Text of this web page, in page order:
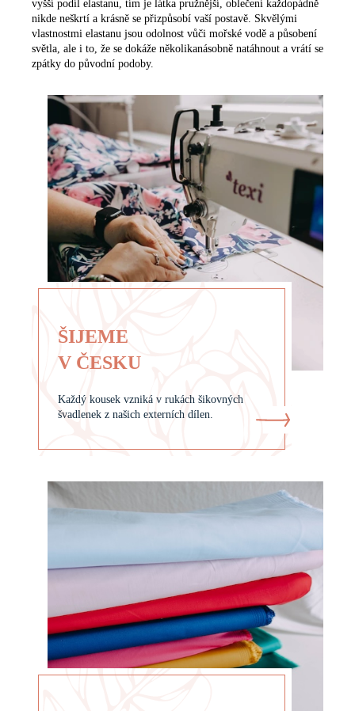
vyšší podíl elastanu, tím je látka pružnější, oblečení každopádně
nikde neškrtí a krásně se přizpůsobí vaší postavě. Skvělými
vlastnostmi elastanu jsou odolnost vůči mořské vodě a působení
světla, ale i to, že se dokáže několikanásobně natáhnout a vrátí se
zpátky do původní podoby.
ŠIJEME
V ČESKU
Každý kousek vzniká v rukách šikovných
švadlenek z našich externích dílen.